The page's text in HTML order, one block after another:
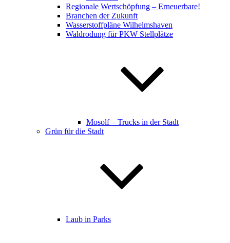
Regionale Wertschöpfung – Erneuerbare!
Branchen der Zukunft
Wasserstoffpläne Wilhelmshaven
Waldrodung für PKW Stellplätze
Mosolf – Trucks in der Stadt
Grün für die Stadt
Laub in Parks